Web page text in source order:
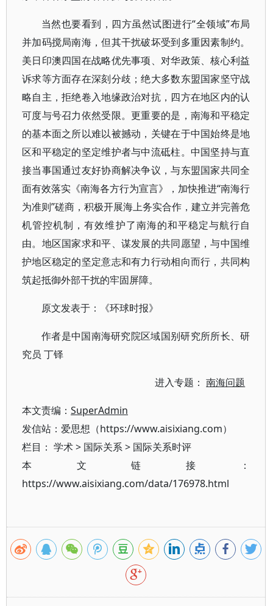
当然也要看到，四方虽然试图进行“全领域”布局
并加码搅局南海，但其干扰破坏受到多重因素制约。
美日印澳四国在战略优先事项、对华政策、核心利益
诉求等方面存在深刻分歧；绝大多数东盟国家坚守战
略自主，拒绝卷入地缘政治对抗，四方在地区内的认
可度与号召力依然受限。更重要的是，南海和平稳定
的基本面之所以难以被撼动，关键在于中国始终是地
区和平稳定的坚定维护者与中流砥柱。中国坚持与直
接当事国通过友好协商解决争议，与东盟国家共同全
面有效落实《南海各方行为宣言》，加快推进“南海行
为准则”磋商，积极开展海上务实合作，建立并完善危
机管控机制，有效维护了南海的和平稳定与航行自
由。地区国家求和平、谋发展的共同愿望，与中国维
护地区稳定的坚定意志和有力行动相向而行，共同构
筑起抵御外部干扰的牢固屏障。
原文发表于：《环球时报》
作者是中国南海研究院区域国别研究所所长、研
究员 丁铎
进入专题：南海问题
本文责编： SuperAdmin
发信站：爱思想（https://www.aisixiang.com）
栏目： 学术> 国际关系> 国际关系时评
本文链接：
https://www.aisixiang.com/data/176978.html